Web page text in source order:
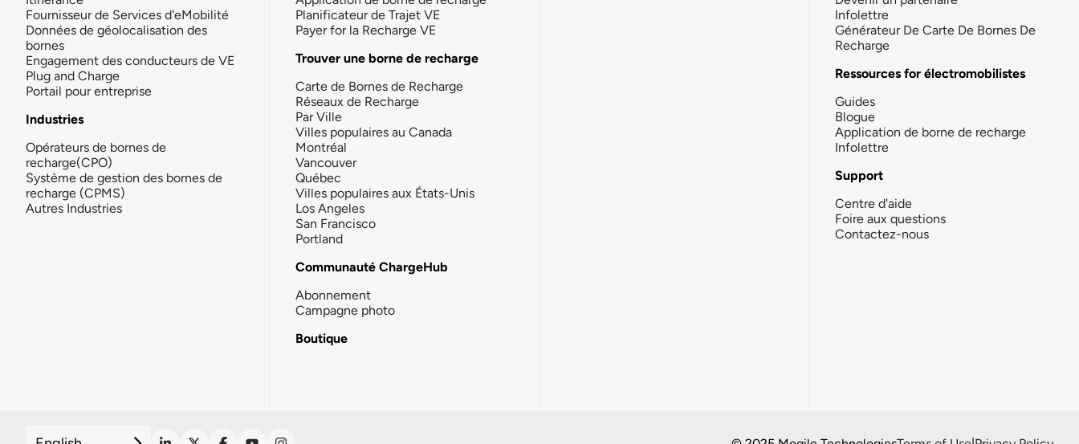
Fournisseur de Services d'eMobilité
Données de géolocalisation des
bornes
Engagement des conducteurs de VE
Plug and Charge
Portail pour entreprise
Industries
Opérateurs de bornes de
recharge(CPO)
Système de gestion des bornes de
recharge (CPMS)
Autres Industries
Planificateur de Trajet VE
Payer for la Recharge VE
Trouver une borne de recharge
Carte de Bornes de Recharge
Réseaux de Recharge
Par Ville
Villes populaires au Canada
Montréal
Vancouver
Québec
Villes populaires aux États-Unis
Los Angeles
San Francisco
Portland
Communauté ChargeHub
Abonnement
Campagne photo
Boutique
Infolettre
Générateur De Carte De Bornes De
Recharge
Ressources for électromobilistes
Guides
Blogue
Application de borne de recharge
Infolettre
Support
Centre d'aide
Foire aux questions
Contactez-nous